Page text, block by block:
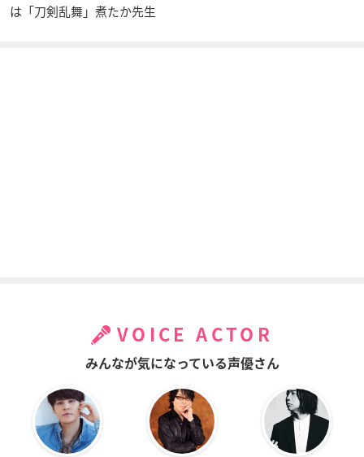
は「刀剣乱舞」煮たか先生
VOICE ACTOR
みんなが気になっている声優さん